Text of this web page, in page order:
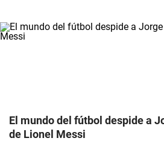
El mundo del fútbol despide a
de Lionel Messi